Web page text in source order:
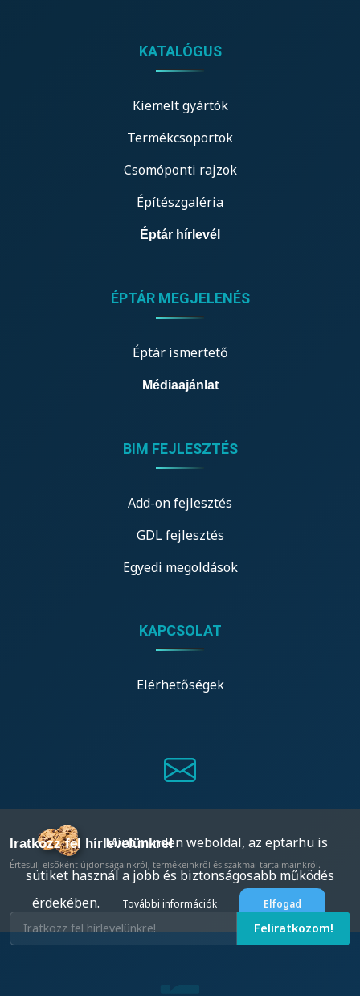
KATALÓGUS
Kiemelt gyártók
Termékcsoportok
Csomóponti rajzok
Építészgaléria
Éptár hírlevél
ÉPTÁR MEGJELENÉS
Éptár ismertető
Médiaajánlat
BIM FEJLESZTÉS
Add-on fejlesztés
GDL fejlesztés
Egyedi megoldások
KAPCSOLAT
Elérhetőségek
Iratkozz fel hírlevelünkre!
Értesülj elsőként újdonságainkról, termékeinkről és szakmai tartalmainkról.
Mint minden weboldal, az eptar.hu is
sütiket használ a jobb és biztonságosabb működés
érdekében.
További információk Elfogad